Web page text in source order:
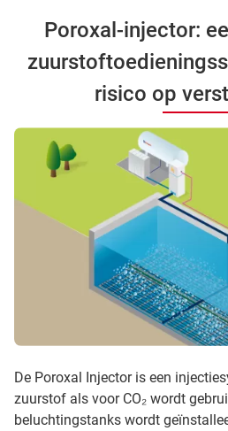
Poroxal-injector:
risico op
De Poroxal Injector is een
zuurstof als voor CO₂ wordt
beluchtingstanks wordt